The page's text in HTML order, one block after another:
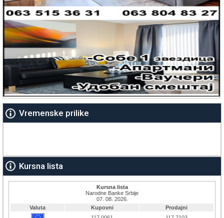
Vremenske prilike
Kursna lista